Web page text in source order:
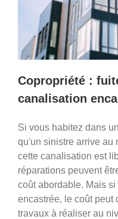
Copropriété :
canalisation
Si vous habitez dans
qu'un sinistre arrive au
cette canalisation est
réparations peuvent
coût abordable. Mais
encastrée, le coût peut
travaux à réaliser au